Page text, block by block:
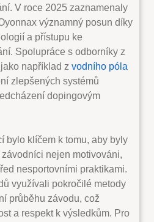
V roce 2025 zaznamenaly
významný posun díky
a přístupu ke
Spolupráce s odborníky z
například z vodního póla
zlepšených systémů
dopingovým
bylo klíčem k tomu, aby byly
nejen motivováni,
nesportovními praktikami.
využívali pokročilé metody
průběhu závodu, což
a respekt k výsledkům. Pro